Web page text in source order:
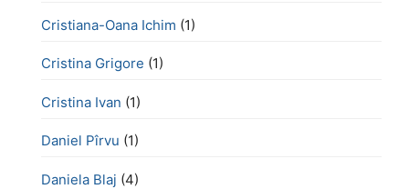
Cristiana-Oana Ichim (1)
Cristina Grigore (1)
Cristina Ivan (1)
Daniel Pîrvu (1)
Daniela Blaj (4)